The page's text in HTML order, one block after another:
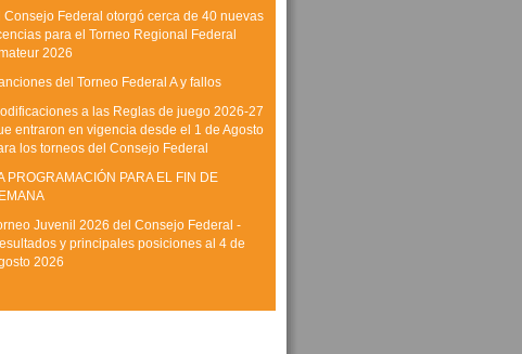
Consejo Federal otorgó cerca de 40 nuevas
para el Torneo Regional Federal
2026
del Torneo Federal A y fallos
a las Reglas de juego 2026-27
entraron en vigencia desde el 1 de Agosto
los torneos del Consejo Federal
PROGRAMACIÓN PARA EL FIN DE
Juvenil 2026 del Consejo Federal -
y principales posiciones al 4 de
2026